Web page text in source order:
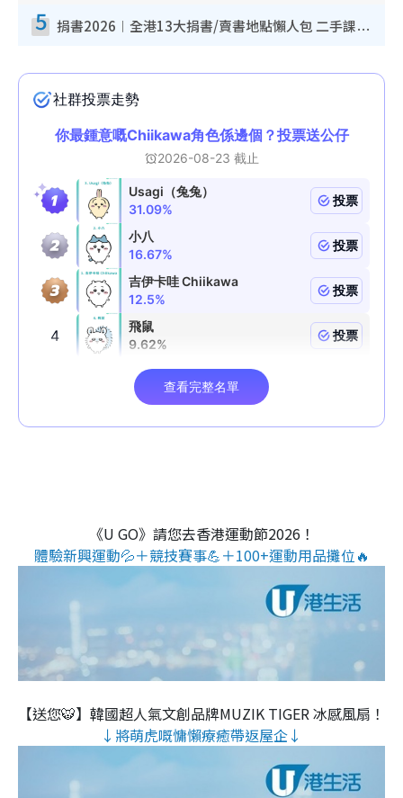
5 捐書2026︱全港13大捐書/賣書地點懶人包 二手課本最高$150＋舊書換免費咖啡/戲票
《U GO》請您去香港運動節2026！
體驗新興運動💦＋競技賽事💪＋100+運動用品攤位🔥
【送您🐯】韓國超人氣文創品牌MUZIK TIGER 冰感風扇！
↓將萌虎嘅慵懶療癒帶返屋企↓